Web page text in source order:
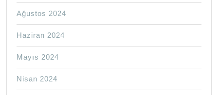
Ağustos 2024
Haziran 2024
Mayıs 2024
Nisan 2024